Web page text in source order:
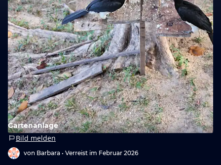
Gartenanlage
Bild melden
von Barbara • Verreist im Februar 2026